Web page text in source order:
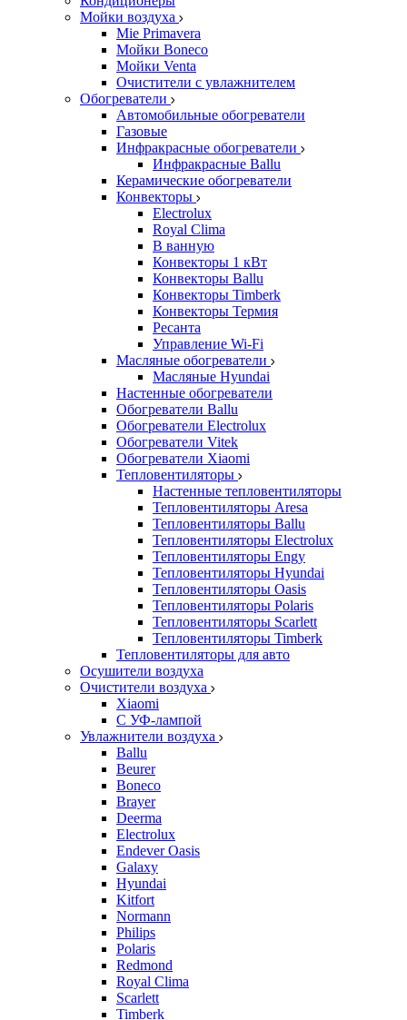
Мойки воздуха
Mie Primavera
Мойки Boneco
Мойки Venta
Очистители с увлажнителем
Обогреватели
Автомобильные обогреватели
Газовые
Инфракрасные обогреватели
Инфракрасные Ballu
Керамические обогреватели
Конвекторы
Electrolux
Royal Clima
В ванную
Конвекторы 1 кВт
Конвекторы Ballu
Конвекторы Timberk
Конвекторы Термия
Ресанта
Управление Wi-Fi
Масляные обогреватели
Масляные Hyundai
Настенные обогреватели
Обогреватели Ballu
Обогреватели Electrolux
Обогреватели Vitek
Обогреватели Xiaomi
Тепловентиляторы
Настенные тепловентиляторы
Тепловентиляторы Aresa
Тепловентиляторы Ballu
Тепловентиляторы Electrolux
Тепловентиляторы Engy
Тепловентиляторы Hyundai
Тепловентиляторы Oasis
Тепловентиляторы Polaris
Тепловентиляторы Scarlett
Тепловентиляторы Timberk
Тепловентиляторы для авто
Осушители воздуха
Очистители воздуха
Xiaomi
С УФ-лампой
Увлажнители воздуха
Ballu
Beurer
Boneco
Brayer
Deerma
Electrolux
Endever Oasis
Galaxy
Hyundai
Kitfort
Normann
Philips
Polaris
Redmond
Royal Clima
Scarlett
Timberk